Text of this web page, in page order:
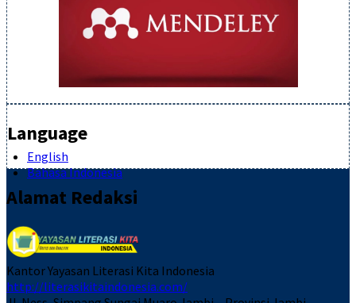
Language
English
Bahasa Indonesia
Alamat Redaksi
Kantor Yayasan Literasi Kita Indonesia
http://literasikitaindonesia.com/